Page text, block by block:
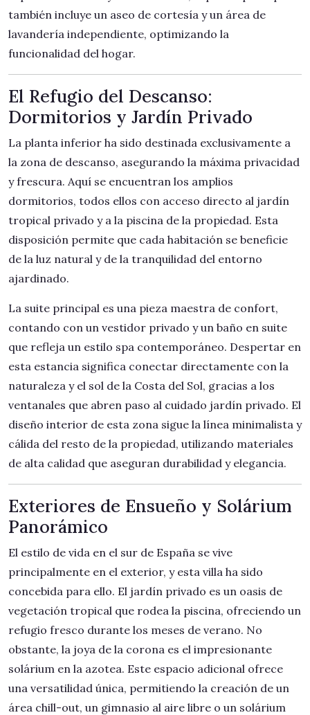
también incluye un aseo de cortesía y un área de
lavandería independiente, optimizando la
funcionalidad del hogar.
El Refugio del Descanso:
Dormitorios y Jardín Privado
La planta inferior ha sido destinada exclusivamente a
la zona de descanso, asegurando la máxima privacidad
y frescura. Aquí se encuentran los amplios
dormitorios, todos ellos con acceso directo al jardín
tropical privado y a la piscina de la propiedad. Esta
disposición permite que cada habitación se beneficie
de la luz natural y de la tranquilidad del entorno
ajardinado.
La suite principal es una pieza maestra de confort,
contando con un vestidor privado y un baño en suite
que refleja un estilo spa contemporáneo. Despertar en
esta estancia significa conectar directamente con la
naturaleza y el sol de la Costa del Sol, gracias a los
ventanales que abren paso al cuidado jardín privado. El
diseño interior de esta zona sigue la línea minimalista y
cálida del resto de la propiedad, utilizando materiales
de alta calidad que aseguran durabilidad y elegancia.
Exteriores de Ensueño y Solárium
Panorámico
El estilo de vida en el sur de España se vive
principalmente en el exterior, y esta villa ha sido
concebida para ello. El jardín privado es un oasis de
vegetación tropical que rodea la piscina, ofreciendo un
refugio fresco durante los meses de verano. No
obstante, la joya de la corona es el impresionante
solárium en la azotea. Este espacio adicional ofrece
una versatilidad única, permitiendo la creación de un
área chill-out, un gimnasio al aire libre o un solárium